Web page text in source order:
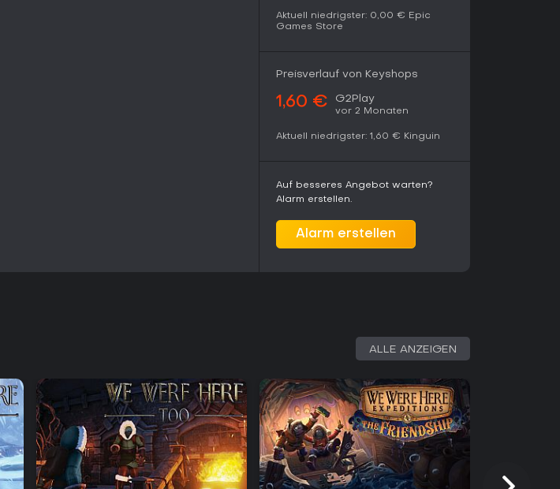
Aktuell niedrigster: 0,00 € Epic
Games Store
Preisverlauf von Keyshops
1,60 € G2Play
vor 2 Monaten
Aktuell niedrigster: 1,60 € Kinguin
Auf besseres Angebot warten?
Alarm erstellen.
Alarm erstellen
ALLE ANZEIGEN